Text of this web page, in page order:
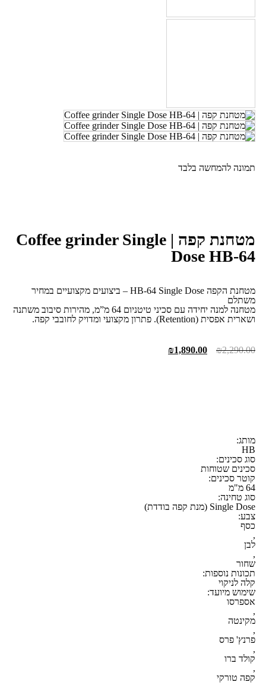
תמונה להמחשה בלבד
מטחנת קפה | Coffee grinder Single
Dose HB-64
מטחנת הקפה HB-64 Single Dose – ביצועים מקצועיים במחיר
משתלם
מטחנה למנה יחידה עם סכיני טיטניום 64 מ”מ, מהירות סיבוב משתנה
ושארית אפסית (Retention). פתרון מקצועי ומדויק לחובבי קפה.
₪2,290.00
₪1,890.00
מותג:
HB
סוג סכינים:
סכינים שטוחות
קוטר סכינים:
64 מ"מ
סוג טחינה:
Single Dose (מנת קפה בודדת)
צבע:
כסף
,
לבן
,
שחור
תכונות נוספות:
קלה לניקוי
שימוש מיועד:
אספרסו
,
מקינטה
,
פרנץ' פרס
,
קולד ברו
,
קפה טורקי